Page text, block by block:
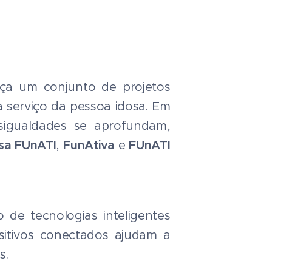
um conjunto de projetos
da pessoa idosa. Em
se aprofundam,
FUnATI, FunAtiva e FUnATI
de tecnologias inteligentes
conectados ajudam a